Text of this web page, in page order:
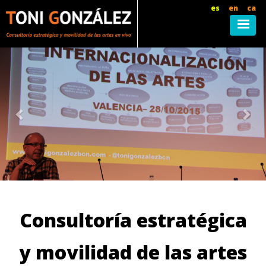
al
Consultoría estratégica
y movilidad de las artes
es en ca